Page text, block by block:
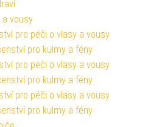
a vousy
pro péči o vlasy a vousy
pro kulmy a fény
pro péči o vlasy a vousy
pro kulmy a fény
pro péči o vlasy a vousy
pro kulmy a fény